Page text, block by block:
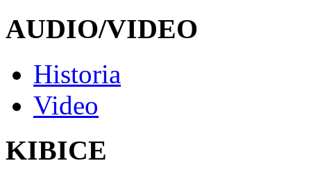
AUDIO/VIDEO
Historia
Video
KIBICE